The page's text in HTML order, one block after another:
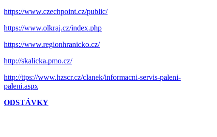
https://www.czechpoint.cz/public/
https://www.olkraj.cz/index.php
https://www.regionhranicko.cz/
http://skalicka.pmo.cz/
http://ttps://www.hzscr.cz/clanek/informacni-servis-paleni-
paleni.aspx
ODSTÁVKY